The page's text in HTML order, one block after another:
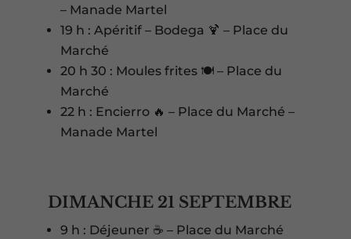
– Manade Martel
19 h : Apéritif – Bodega 🍹 – Place du
Marché
20 h 30 : Moules frites 🍽️ – Place du
Marché
22 h : Encierro 🔥 – Place du Marché –
Manade Martel
DIMANCHE 21 SEPTEMBRE
9 h : Déjeuner ☕ – Place du Marché